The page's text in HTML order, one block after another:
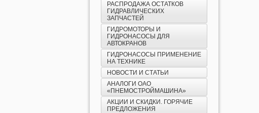
РАСПРОДАЖА ОСТАТКОВ
ГИДРАВЛИЧЕСКИХ
ЗАПЧАСТЕЙ
ГИДРОМОТОРЫ И
ГИДРОНАСОСЫ ДЛЯ
АВТОКРАНОВ
ГИДРОНАСОСЫ ПРИМЕНЕНИЕ
НА ТЕХНИКЕ
НОВОСТИ И СТАТЬИ
АНАЛОГИ ОАО
«ПНЕМОСТРОЙМАШИНА»
АКЦИИ И СКИДКИ. ГОРЯЧИЕ
ПРЕДЛОЖЕНИЯ